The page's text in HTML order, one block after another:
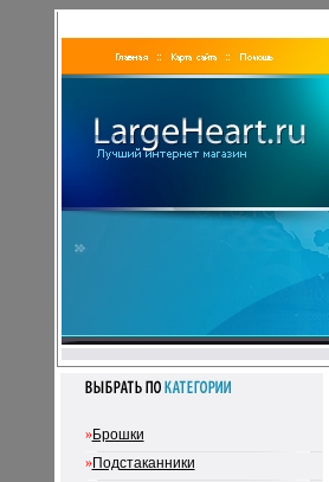
»Брошки
»Подстаканники